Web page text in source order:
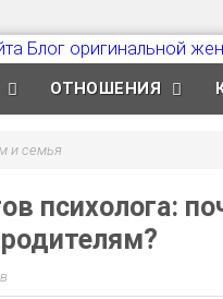
ОТНОШЕНИЯ
и семья
психолога: